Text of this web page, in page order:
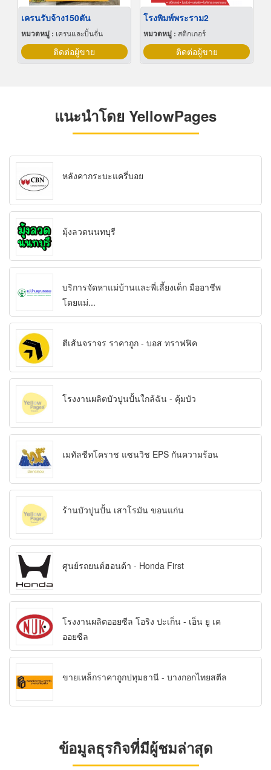
เครนรับจ้าง150ตัน
หมวดหมู่ : เครนและปั้นจั่น
ติดต่อผู้ขาย
โรงพิมพ์พระราม2
หมวดหมู่ : สติกเกอร์
ติดต่อผู้ขาย
แนะนำโดย YellowPages
หลังคากระบะแครี่บอย
มุ้งลวดนนทบุรี
บริการจัดหาแม่บ้านและพี่เลี้ยงเด็ก มืออาชีพ
โดยแม่...
ตีเส้นจราจร ราคาถูก - บอส ทราฟฟิค
โรงงานผลิตบัวปูนปั้นใกล้ฉัน - คุ้มบัว
เมทัลชีทโคราช แซนวิช EPS กันความร้อน
ร้านบัวปูนปั้น เสาโรมัน ขอนแก่น
ศูนย์รถยนต์ฮอนด้า - Honda First
โรงงานผลิตออยซีล โอริง ปะเก็น - เอ็น ยู เค
ออยซีล
ขายเหล็กราคาถูกปทุมธานี - บางกอกไทยสตีล
ข้อมูลธุรกิจที่มีผู้ชมล่าสุด